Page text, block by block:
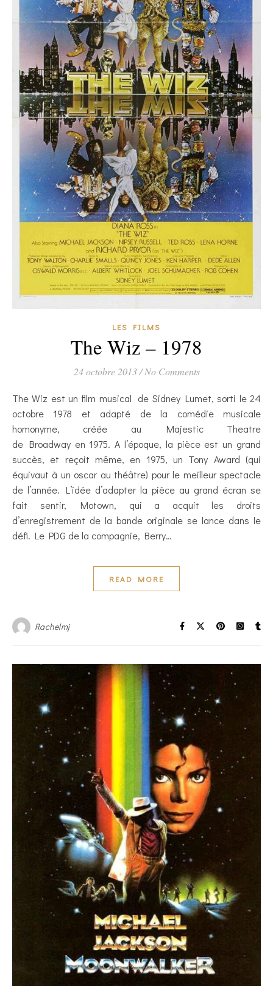
LES FILMS
The Wiz – 1978
24 octobre 2013 / No Comments
The Wiz est un film musical de Sidney Lumet, sorti le 24
octobre 1978 et adapté de la comédie musicale
homonyme, créée au Majestic Theatre
de Broadway en 1975. A l’époque, la pièce est un grand
succès, et reçoit même, en 1975, un Tony Award (qui
équivaut à un oscar au théâtre) pour le meilleur spectacle
de l’année. L’idée d’adapter la pièce au grand écran se
fait sentir, Motown, qui a acquit les droits
d’enregistrement de la bande originale se lance dans le
défi. Le PDG de la compagnie, Berry…
READ MORE
Rachelmj